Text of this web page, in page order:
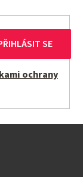
ochrany
SE